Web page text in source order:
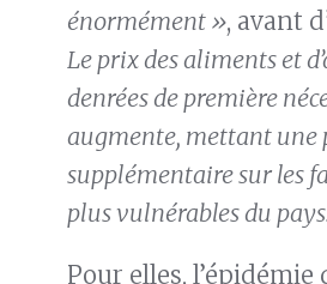
énormément », avant
Le prix des aliments et
denrées de première
augmente, mettant une
supplémentaire sur les
plus vulnérables du
Pour elles, l’épidémie